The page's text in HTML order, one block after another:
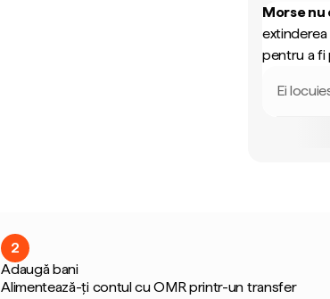
Morse nu
pentru a fi
Ei
2
Adaugă bani
Alimentează-ți contul cu OMR printr-un transfer